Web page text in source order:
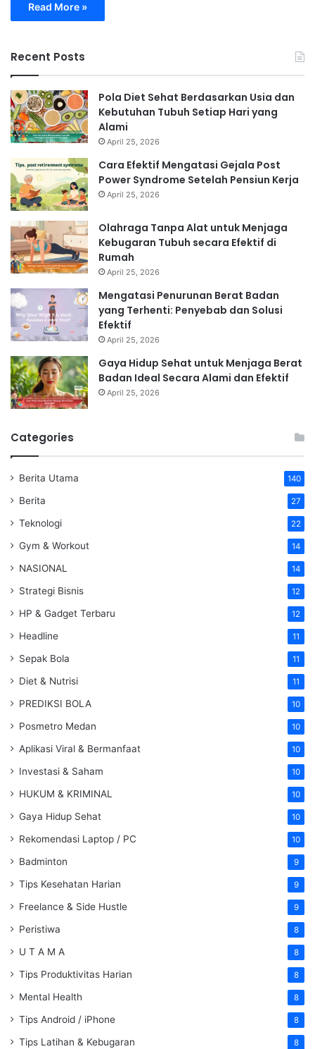
Read More »
Recent Posts
Pola Diet Sehat Berdasarkan Usia dan
Kebutuhan Tubuh Setiap Hari yang
Alami
April 25, 2026
Cara Efektif Mengatasi Gejala Post
Power Syndrome Setelah Pensiun Kerja
April 25, 2026
Olahraga Tanpa Alat untuk Menjaga
Kebugaran Tubuh secara Efektif di
Rumah
April 25, 2026
Mengatasi Penurunan Berat Badan
yang Terhenti: Penyebab dan Solusi
Efektif
April 25, 2026
Gaya Hidup Sehat untuk Menjaga Berat
Badan Ideal Secara Alami dan Efektif
April 25, 2026
Categories
Berita Utama 140
Berita 27
Teknologi 22
Gym & Workout 14
NASIONAL 14
Strategi Bisnis 12
HP & Gadget Terbaru 12
Headline 11
Sepak Bola 11
Diet & Nutrisi 11
PREDIKSI BOLA 10
Posmetro Medan 10
Aplikasi Viral & Bermanfaat 10
Investasi & Saham 10
HUKUM & KRIMINAL 10
Gaya Hidup Sehat 10
Rekomendasi Laptop / PC 10
Badminton 9
Tips Kesehatan Harian 9
Freelance & Side Hustle 9
Peristiwa 8
U T A M A 8
Tips Produktivitas Harian 8
Mental Health 8
Tips Android / iPhone 8
Tips Latihan & Kebugaran 8